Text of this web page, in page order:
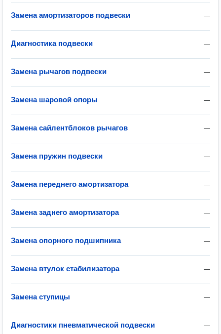
—
Замена амортизаторов подвески
—
Диагностика подвески
—
Замена рычагов подвески
—
Замена шаровой опоры
—
Замена сайлентблоков рычагов
—
Замена пружин подвески
—
Замена переднего амортизатора
—
Замена заднего амортизатора
—
Замена опорного подшипника
—
Замена втулок стабилизатора
—
Замена ступицы
—
Диагностики пневматической подвески